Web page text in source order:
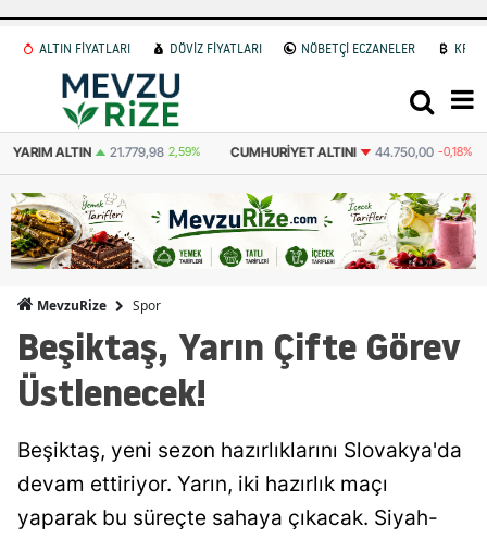
ALTIN FİYATLARI DÖVİZ FİYATLARI NÖBETÇİ ECZANELER
YARIM ALTIN 21.779,98 2,59% CUMHURIYET ALTINI 44.750,00 -0,18%
MevzuRize Spor
Beşiktaş, Yarın Çifte Görev
Üstlenecek!
Beşiktaş, yeni sezon hazırlıklarını Slovakya'da
devam ettiriyor. Yarın, iki hazırlık maçı
yaparak bu süreçte sahaya çıkacak. Siyah-